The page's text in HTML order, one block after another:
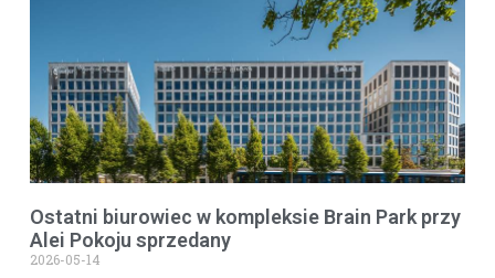
Ostatni biurowiec w kompleksie Brain Park przy
Alei Pokoju sprzedany
2026-05-14